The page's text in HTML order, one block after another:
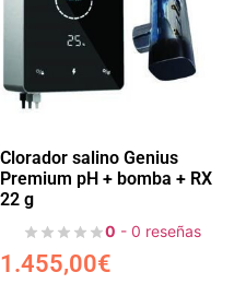
Clorador salino Genius
Premium pH + bomba + RX
22 g
0 - 0 reseñas
1.455,00€